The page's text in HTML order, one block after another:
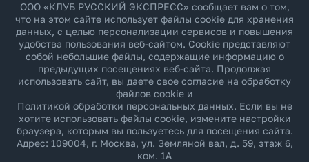
ООО «КЛУБ РУССКИЙ ЭКСПРЕСС» сообщает вам о том,
что на этом сайте использует файлы cookie для хранения
данных, с целью персонализации сервисов и повышения
удобства пользования веб-сайтом. Cookie представляют
собой небольшие файлы, содержащие информацию о
предыдущих посещениях веб-сайта. Продолжая
использовать сайт, вы даете свое согласие на обработку
файлов cookie и
Политикой обработки персональных данных. Если вы не
хотите использовать файлы cookie, измените настройки
браузера, которым вы пользуетесь для посещения сайта.
Адрес: 109004, г. Москва, ул. Земляной вал, д. 59, этаж 6,
ком. 1А